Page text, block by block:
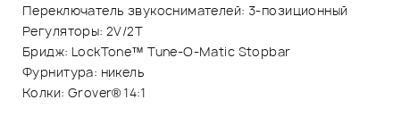
Переключатель звукоснимателей: 3-позиционный
Регуляторы: 2V/2Т
Бридж: LockTone™ Tune-O-Matic Stopbar
Фурнитура: никель
Колки: Grover® 14:1